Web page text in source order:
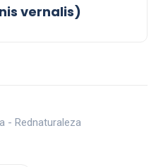
vernalis)
- Rednaturaleza